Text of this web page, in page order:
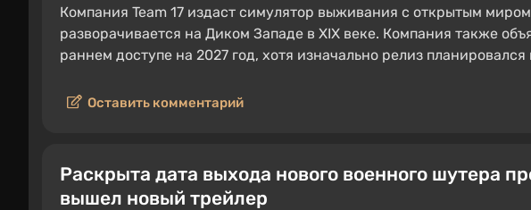
Компания Team 17 издаст симулятор выживания с открытым миром
разворачивается на Диком Западе в XIX веке. Компания также
раннем доступе на 2027 год, хотя изначально релиз планировался
Оставить комментарий
Раскрыта дата выхода нового военного шутера
вышел новый трейлер